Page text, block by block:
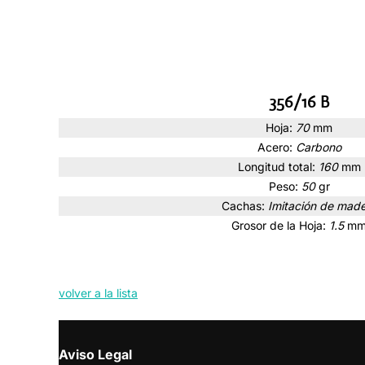
356/16 B
Hoja: 70 mm
Acero: Carbono
Longitud total: 160 mm
Peso: 50 gr
Cachas: Imitación de
Grosor de la Hoja: 1.5
volver a la lista
Aviso Legal